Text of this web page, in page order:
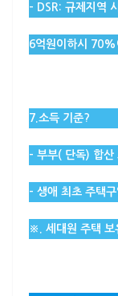
– DSR: 규제지역
6억원이하시 70%
7.소득 기준?
– 부부( 단독) 합
– 생애 최초 주택
※. 세대원 주택 보